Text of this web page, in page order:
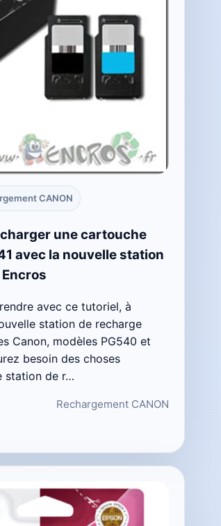
CANON
une cartouche
avec la nouvelle station
avec ce tutoriel, à
station de recharge
Canon, modèles PG540 et
besoin des choses
station de r…
Rechargement CANON